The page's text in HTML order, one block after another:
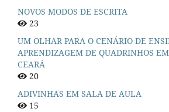
NOVOS MODOS DE ESCRITA
23
UM OLHAR PARA O CENÁRIO DE
APRENDIZAGEM DE QUADRINHOS
CEARÁ
20
ADIVINHAS EM SALA DE AULA
15